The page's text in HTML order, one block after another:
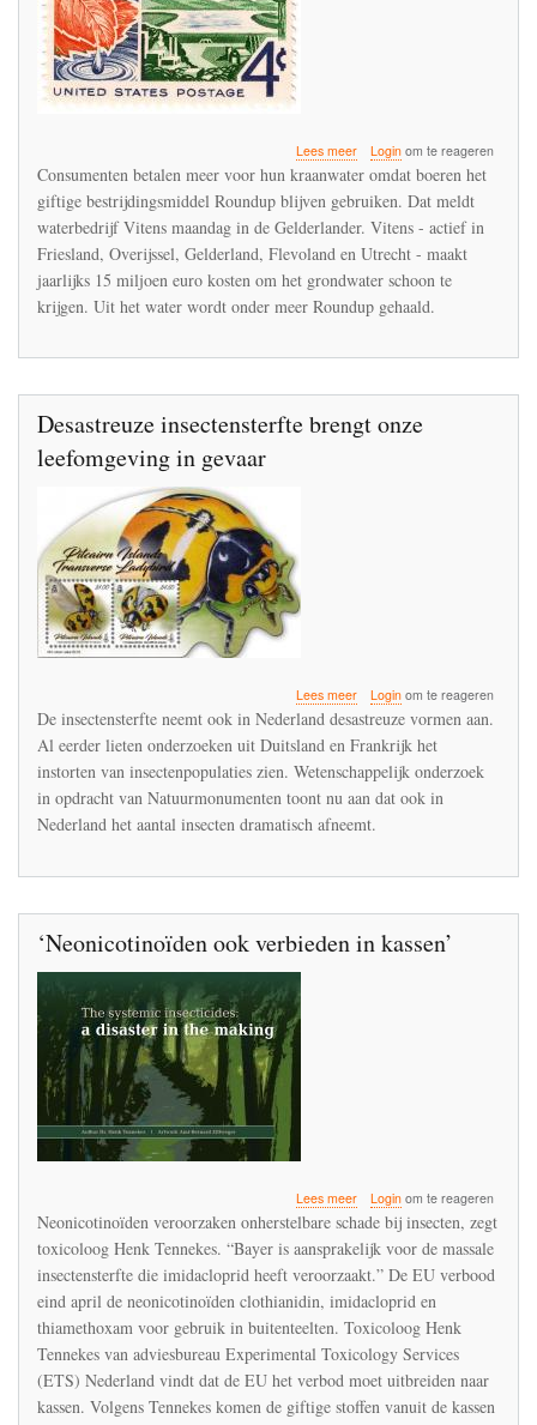
Lees meerover
dat
de
agrarische
moet
ophouden
van
Loginom te reageren
Consumenten betalen meer voor hun kraanwater omdat boeren het
giftige bestrijdingsmiddel Roundup blijven gebruiken. Dat meldt
waterbedrijf Vitens maandag in de Gelderlander. Vitens - actief in
Friesland, Overijssel, Gelderland, Flevoland en Utrecht - maakt
jaarlijks 15 miljoen euro kosten om het grondwater schoon te
krijgen. Uit het water wordt onder meer Roundup gehaald.
Desastreuze insectensterfte brengt onze
leefomgeving in gevaar
Lees meerover
Desastreuze
brengt
onze
leefomgeving
gevaar
Loginom te reageren
De insectensterfte neemt ook in Nederland desastreuze vormen aan.
Al eerder lieten onderzoeken uit Duitsland en Frankrijk het
instorten van insectenpopulaties zien. Wetenschappelijk onderzoek
in opdracht van Natuurmonumenten toont nu aan dat ook in
Nederland het aantal insecten dramatisch afneemt.
‘Neonicotinoïden ook verbieden in kassen’
Lees meerover
‘Neonicotinoïden
verbieden
in
kassen’
Loginom te reageren
Neonicotinoïden veroorzaken onherstelbare schade bij insecten, zegt
toxicoloog Henk Tennekes. “Bayer is aansprakelijk voor de massale
insectensterfte die imidacloprid heeft veroorzaakt.” De EU verbood
eind april de neonicotinoïden clothianidin, imidacloprid en
thiamethoxam voor gebruik in buitenteelten. Toxicoloog Henk
Tennekes van adviesbureau Experimental Toxicology Services
(ETS) Nederland vindt dat de EU het verbod moet uitbreiden naar
kassen. Volgens Tennekes komen de giftige stoffen vanuit de kassen